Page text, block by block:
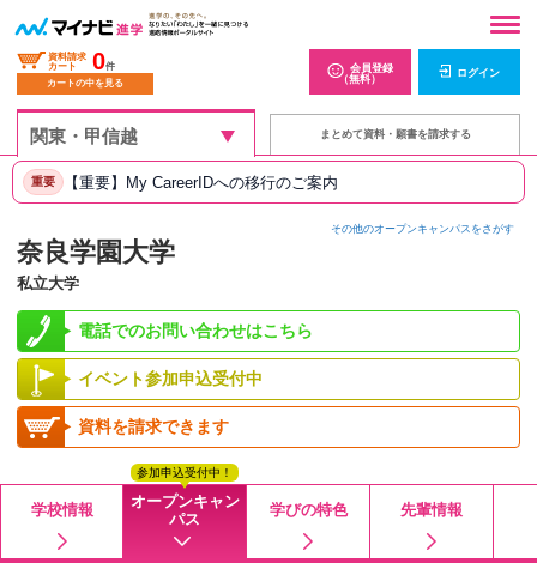
資料請求
カート
0件
カートの中を見る
会員登録
（無料）
ログイン
まとめて資料・願書を請求する
重要 【重要】My CareerIDへの移行のご案内
その他のオープンキャンパスをさがす
奈良学園大学
私立大学
電話でのお問い合わせはこちら
イベント参加申込受付中
資料を請求できます
学校情報
オープンキャン
パス
参加申込受付中！
学びの特色 先輩情報